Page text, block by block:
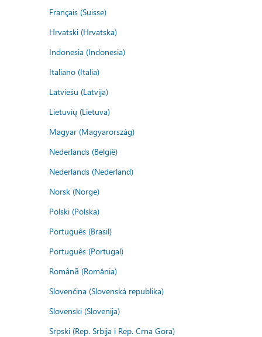
Français (Suisse)
Hrvatski (Hrvatska)
Indonesia (Indonesia)
Italiano (Italia)
Latviešu (Latvija)
Lietuvių (Lietuva)
Magyar (Magyarország)
Nederlands (België)
Nederlands (Nederland)
Norsk (Norge)
Polski (Polska)
Português (Brasil)
Português (Portugal)
Română (România)
Slovenčina (Slovenská republika)
Slovenski (Slovenija)
Srpski (Rep. Srbija i Rep. Crna Gora)